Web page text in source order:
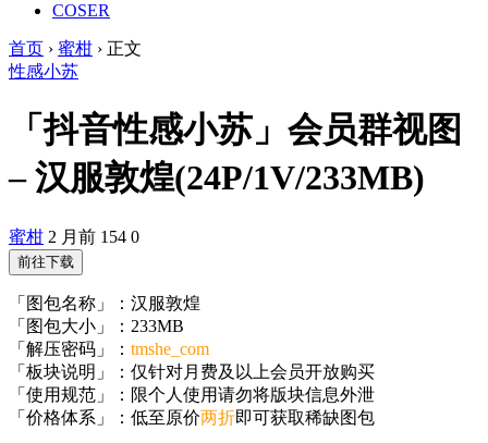
COSER
首页 › 蜜柑 › 正文
性感小苏
「抖音性感小苏」会员群视图
– 汉服敦煌(24P/1V/233MB)
蜜柑 2 月前 154 0
前往下载
「图包名称」：汉服敦煌
「图包大小」：233MB
「解压密码」： tmshe_com
「板块说明」：仅针对月费及以上会员开放购买
「使用规范」：限个人使用请勿将版块信息外泄
「价格体系」：低至原价两折即可获取稀缺图包